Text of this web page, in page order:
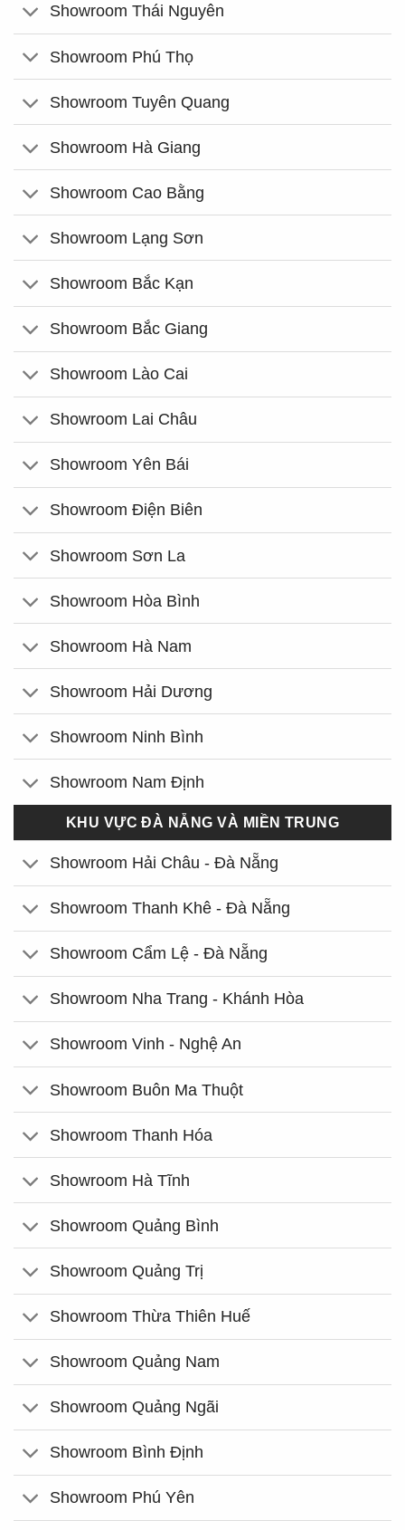
Showroom Thái Nguyên
Showroom Phú Thọ
Showroom Tuyên Quang
Showroom Hà Giang
Showroom Cao Bằng
Showroom Lạng Sơn
Showroom Bắc Kạn
Showroom Bắc Giang
Showroom Lào Cai
Showroom Lai Châu
Showroom Yên Bái
Showroom Điện Biên
Showroom Sơn La
Showroom Hòa Bình
Showroom Hà Nam
Showroom Hải Dương
Showroom Ninh Bình
Showroom Nam Định
KHU VỰC ĐÀ NẴNG VÀ MIỀN TRUNG
Showroom Hải Châu - Đà Nẵng
Showroom Thanh Khê - Đà Nẵng
Showroom Cẩm Lệ - Đà Nẵng
Showroom Nha Trang - Khánh Hòa
Showroom Vinh - Nghệ An
Showroom Buôn Ma Thuột
Showroom Thanh Hóa
Showroom Hà Tĩnh
Showroom Quảng Bình
Showroom Quảng Trị
Showroom Thừa Thiên Huế
Showroom Quảng Nam
Showroom Quảng Ngãi
Showroom Bình Định
Showroom Phú Yên